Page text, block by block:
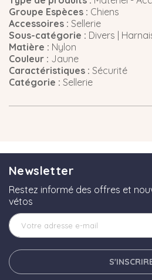
Groupe Espèces : Chiens
Accessoires : Sellerie
Sous-catégorie : Divers |
Matière : Nylon
Couleur : Jaune
Caractéristiques : Sécurité
Catégorie : Sellerie
Newsletter
Restez informé des offres et
vétos